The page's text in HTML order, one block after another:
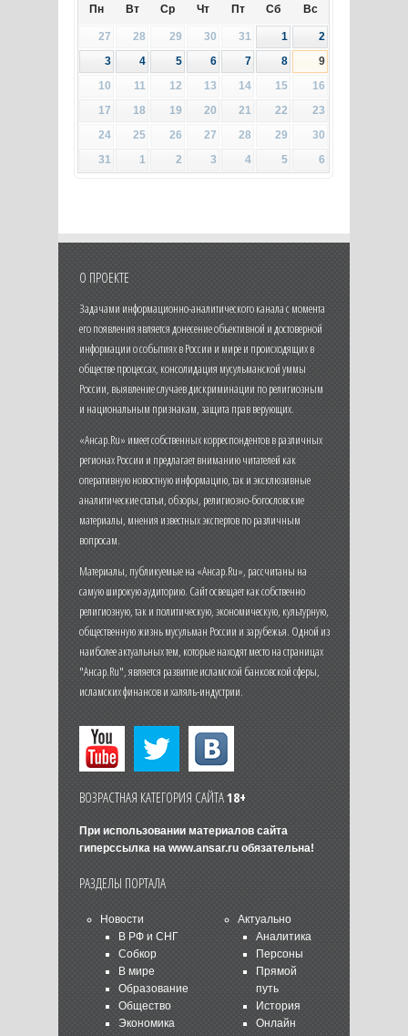
Пн Вт Ср Чт Пт Сб Вс
27 28 29 30 31 1
2
3
4 5 6 7 8
9
10
11 12 13 14 15
16
17
18 19 20 21 22
23
24
25 26 27 28 29
30
31
1 2 3 4 5 6
О ПРОЕКТЕ
Задачами информационно-аналитического канала с момента
его появления является донесение объективной и достоверной
информации о событиях в России и мире и происходящих в
обществе процессах, консолидация мусульманской уммы
России, выявление случаев дискриминации по религиозным
и национальным признакам, защита прав верующих.
«Ансар.Ru» имеет собственных корреспондентов в различных
регионах России и предлагает вниманию читателей как
оперативную новостную информацию, так и эксклюзивные
аналитические статьи, обзоры, религиозно-богословские
материалы, мнения известных экспертов по различным
вопросам.
Материалы, публикуемые на «Ансар.Ru», рассчитаны на
самую широкую аудиторию. Сайт освещает как собственно
религиозную, так и политическую, экономическую, культурную,
общественную жизнь мусульман России и зарубежья. Одной из
наиболее актуальных тем, которые находят место на страницах
"Ансар.Ru", является развитие исламской банковской сферы,
исламских финансов и халяль-индустрии.
ВОЗРАСТНАЯ КАТЕГОРИЯ САЙТА18+
При использовании материалов сайта
гиперссылка на www.ansar.ruобязательна!
РАЗДЕЛЫ ПОРТАЛА
Новости
В РФ и СНГ
Собкор
В мире
Образование
Общество
Экономика
Актуально
Аналитика
Персоны
Прямой
путь
История
Онлайн